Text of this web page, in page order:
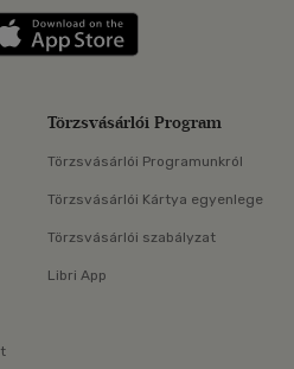
Szerezd meg: Google
Törzsvásárlói Program
Törzsvásárlói Programunkról
Törzsvásárlói Kártya egyenlege
Törzsvásárlói szabályzat
Libri App